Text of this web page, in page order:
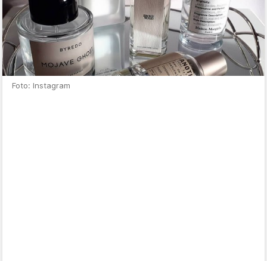
Foto: Instagram